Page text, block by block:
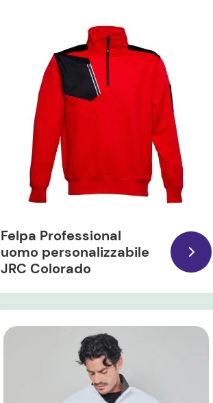
Felpa Professional
uomo personalizzabile
JRC Colorado